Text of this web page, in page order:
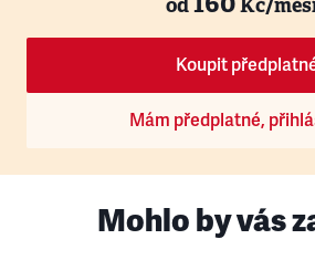
Koupit
Mám předplatné,
Mohlo by vás